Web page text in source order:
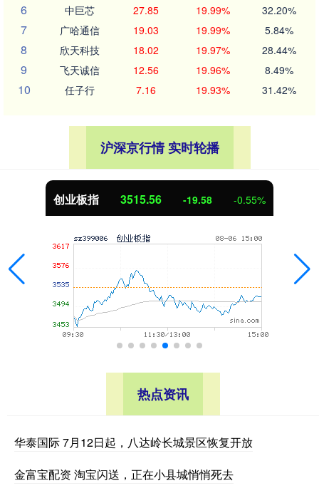
6 中巨芯 27.85 19.99% 32.20%
7 广哈通信 19.03 19.99% 5.84%
8 欣天科技 18.02 19.97% 28.44%
9 飞天诚信 12.56 19.96% 8.49%
10 任子行 7.16 19.93% 31.42%
沪深京行情 实时轮播
创业板指 3515.56 -19.58 -0.55%
热点资讯
华泰国际 7月12日起，八达岭长城景区恢复开放
金富宝配资 淘宝闪送，正在小县城悄悄死去